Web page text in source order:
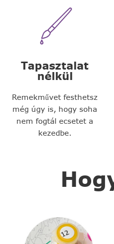
Tapasztalat
nélkül
Remekművet festhetsz
még úgy is, hogy soha
nem fogtál ecsetet a
kezedbe.